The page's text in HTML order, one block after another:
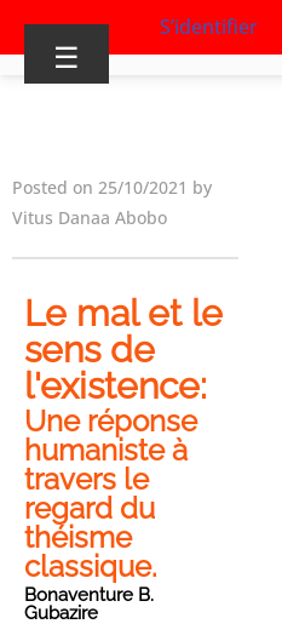
S’identifier
☰
Posted on 25/10/2021 by
Vitus Danaa Abobo
Le mal et le
sens de
l'existence:
Une réponse
humaniste à
travers le
regard du
théisme
classique.
Bonaventure B.
Gubazire